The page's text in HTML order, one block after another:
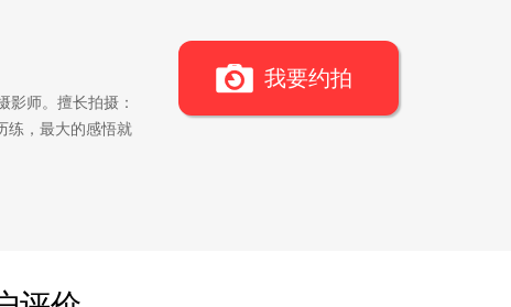
影师。擅长拍摄：
练，最大的感悟就
我要约拍